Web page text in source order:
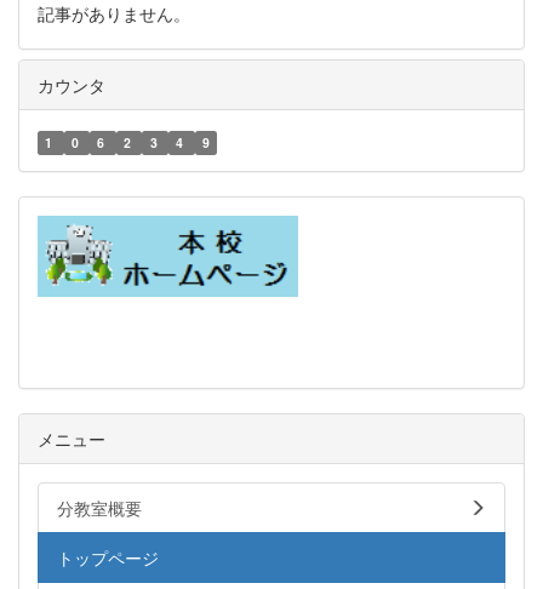
記事がありません。
カウンタ
1 0 6 2 3 4 9
メニュー
分教室概要
トップページ